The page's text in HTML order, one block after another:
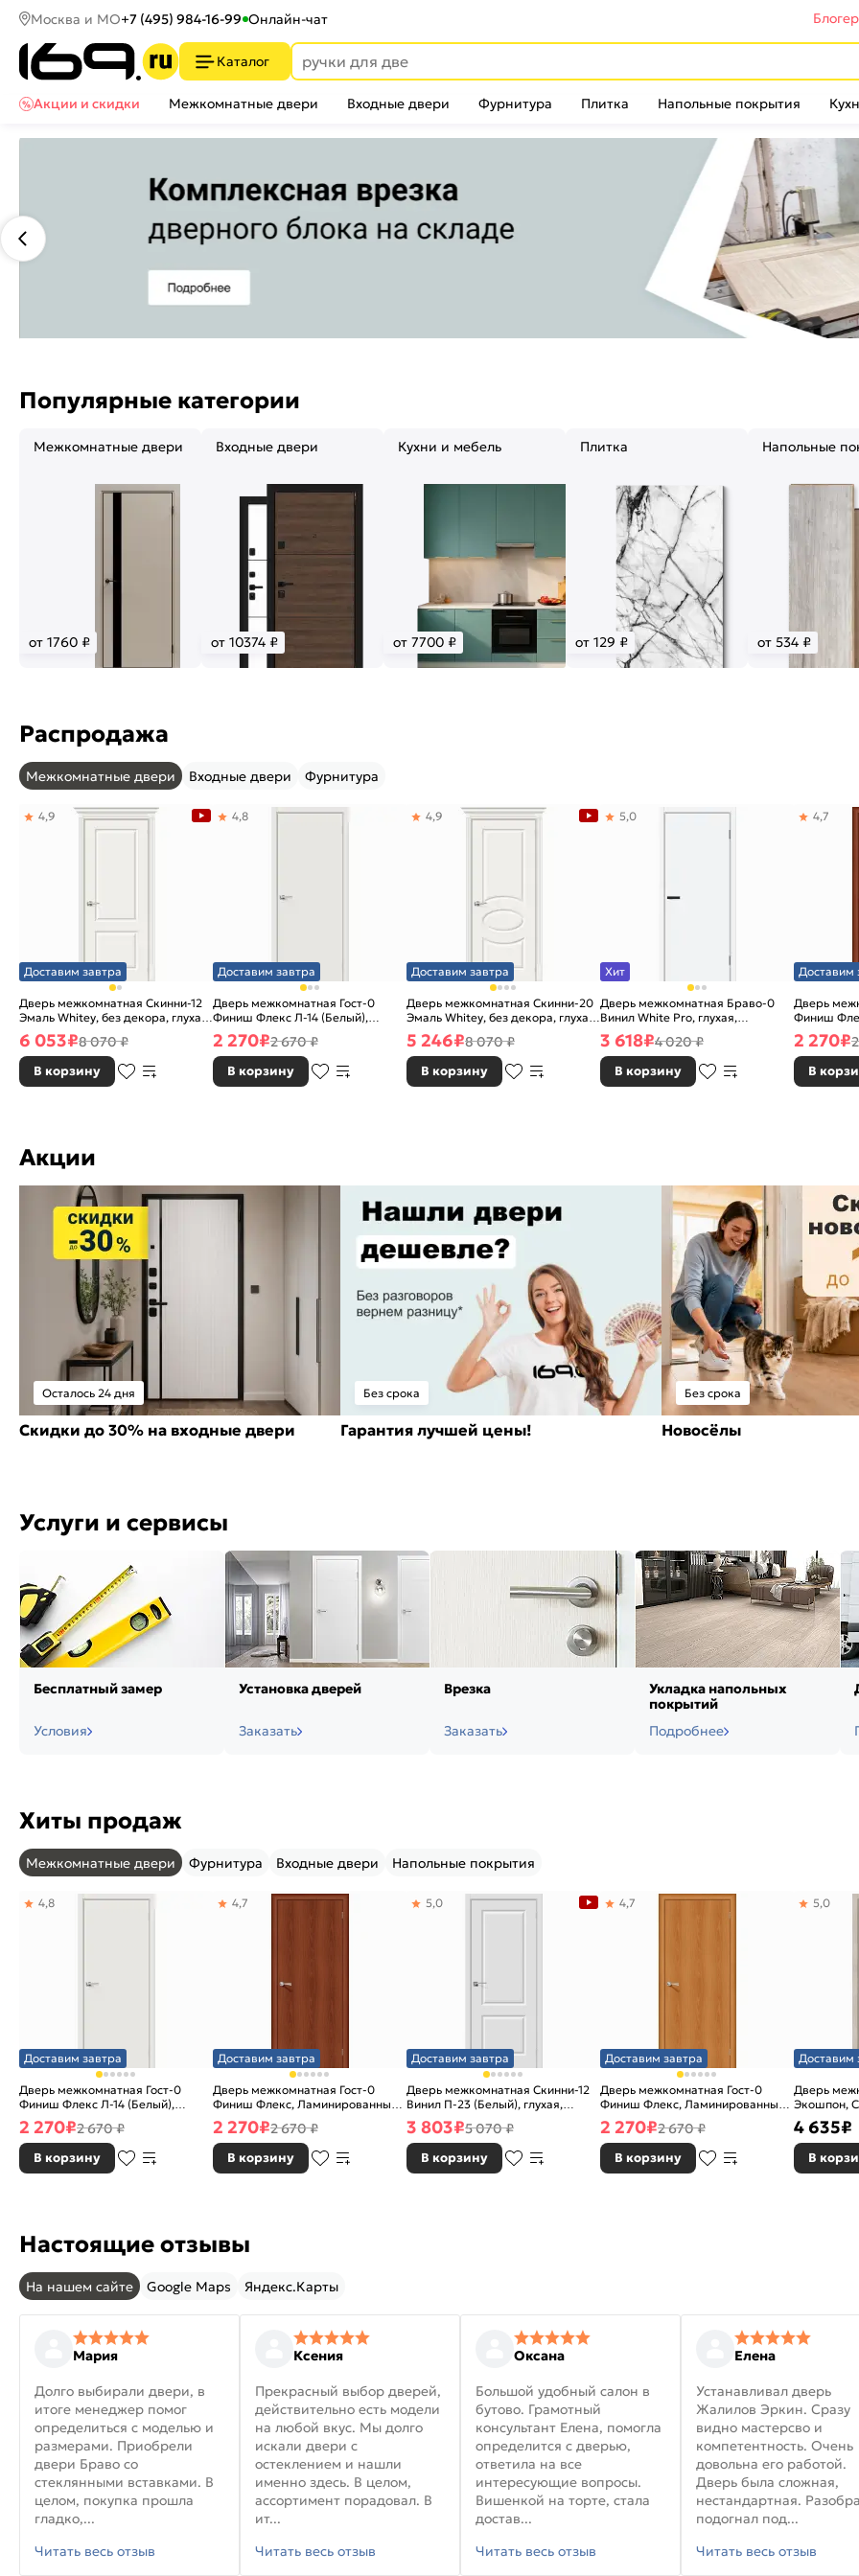
Москва и МО+7 (495) 984-16-99 Онлайн-чат
Каталог
Акции и скидки
Межкомнатные двери Входные двери Фурнитура Плитка Напольные покрытия
Популярные категории
Межкомнатные двери
от 1760 ₽
Входные двери
от 10374 ₽
Кухни и мебель
от 7700 ₽
Плитка
от 129 ₽
Напольные
от 534 ₽
Распродажа
Межкомнатные двери Входные двери Фурнитура
Доставим завтра
Дверь межкомнатная Скинни-12
Эмаль Whitey, без декора, глухая,
без стекла, без кромки, скиновая
4,9
6 053₽8 070 ₽
В корзину
Доставим завтра
Дверь межкомнатная Гост-0
Финиш Флекс Л-14 (Белый),
глухая, каркасно-щитовая
4,8
2 270₽2 670 ₽
В корзину
Доставим завтра
Дверь межкомнатная Скинни-20
Эмаль Whitey, без декора, глухая,
без стекла, без кромки, скиновая
4,9
5 246₽8 070 ₽
В корзину
Хит
Дверь межкомнатная Браво-0
Винил White Pro, глухая,
каркасно-щитовая
5,0
3 618₽4 020 ₽
В корзину
Доставим
Дверь
Финиш
Л-11
каркасно-
4,7
2 270₽
В
Акции
Осталось 24 дня
Скидки до 30% на входные двери
Без срока
Гарантия лучшей цены!
Без срока
Новосёлы
Услуги и сервисы
Бесплатный замер
Условия
Установка дверей
Заказать
Врезка
Заказать
Укладка напольных
покрытий
Подробнее
Хиты продаж
Межкомнатные двери Фурнитура Входные двери Напольные покрытия
Доставим завтра
Дверь межкомнатная Гост-0
Финиш Флекс Л-14 (Белый),
глухая, каркасно-щитовая
4,8
2 270₽2 670 ₽
В корзину
Доставим завтра
Дверь межкомнатная Гост-0
Финиш Флекс, Ламинированные
Л-11 (ИталОрех), глухая,
каркасно-щитовая
4,7
2 270₽2 670 ₽
В корзину
Доставим завтра
Дверь межкомнатная Скинни-12
Винил П-23 (Белый), глухая,
скиновая
5,0
3 803₽5 070 ₽
В корзину
Доставим завтра
Дверь межкомнатная Гост-0
Финиш Флекс, Ламинированные
Л-12 (МиланОрех), глухая,
каркасно-щитовая
4,7
2 270₽2 670 ₽
В корзину
Доставим
Дверь
Экошпон,
5,0
4 635₽
В
Настоящие отзывы
На нашем сайте Google Maps Яндекс.Карты
Мария
Долго выбирали двери, в
итоге менеджер помог
определиться с моделью и
размерами. Приобрели
двери Браво со
стеклянными вставками. В
целом, покупка прошла
гладко,...
Читать весь отзыв
Ксения
Прекрасный выбор дверей,
действительно есть модели
на любой вкус. Мы долго
искали двери с
остеклением и нашли
именно здесь. В целом,
ассортимент порадовал. В
ит...
Читать весь отзыв
Оксана
Большой удобный салон в
бутово. Грамотный
консультант Елена, помогла
определится с дверью,
ответила на все
интересующие вопросы.
Вишенкой на торте, стала
достав...
Читать весь отзыв
Елена
Устанавливал дверь
Жалилов Эркин. Сразу
видно мастерсво и
компетентность. Очень
довольна его работой.
Дверь была сложная,
нестандартная.
подогнал под...
Читать весь отзыв